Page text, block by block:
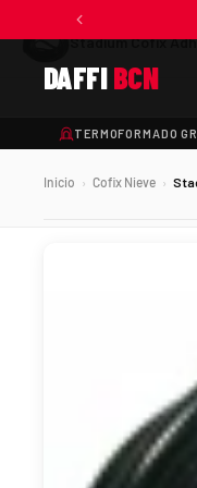
DAFFIBCN
TERMOFORMADO
Stadium Cofix
Inicio › Cofix Nieve ›